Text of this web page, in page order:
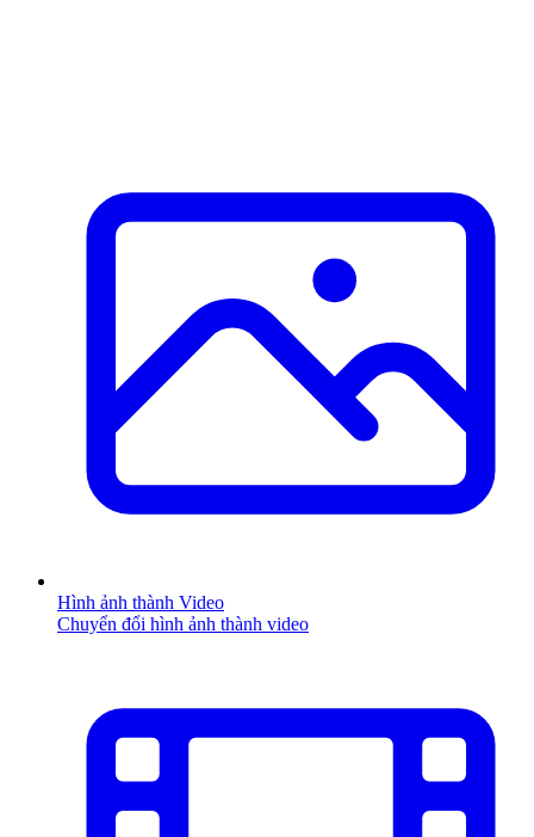
Hình ảnh thành Video
Chuyển đổi hình ảnh thành video